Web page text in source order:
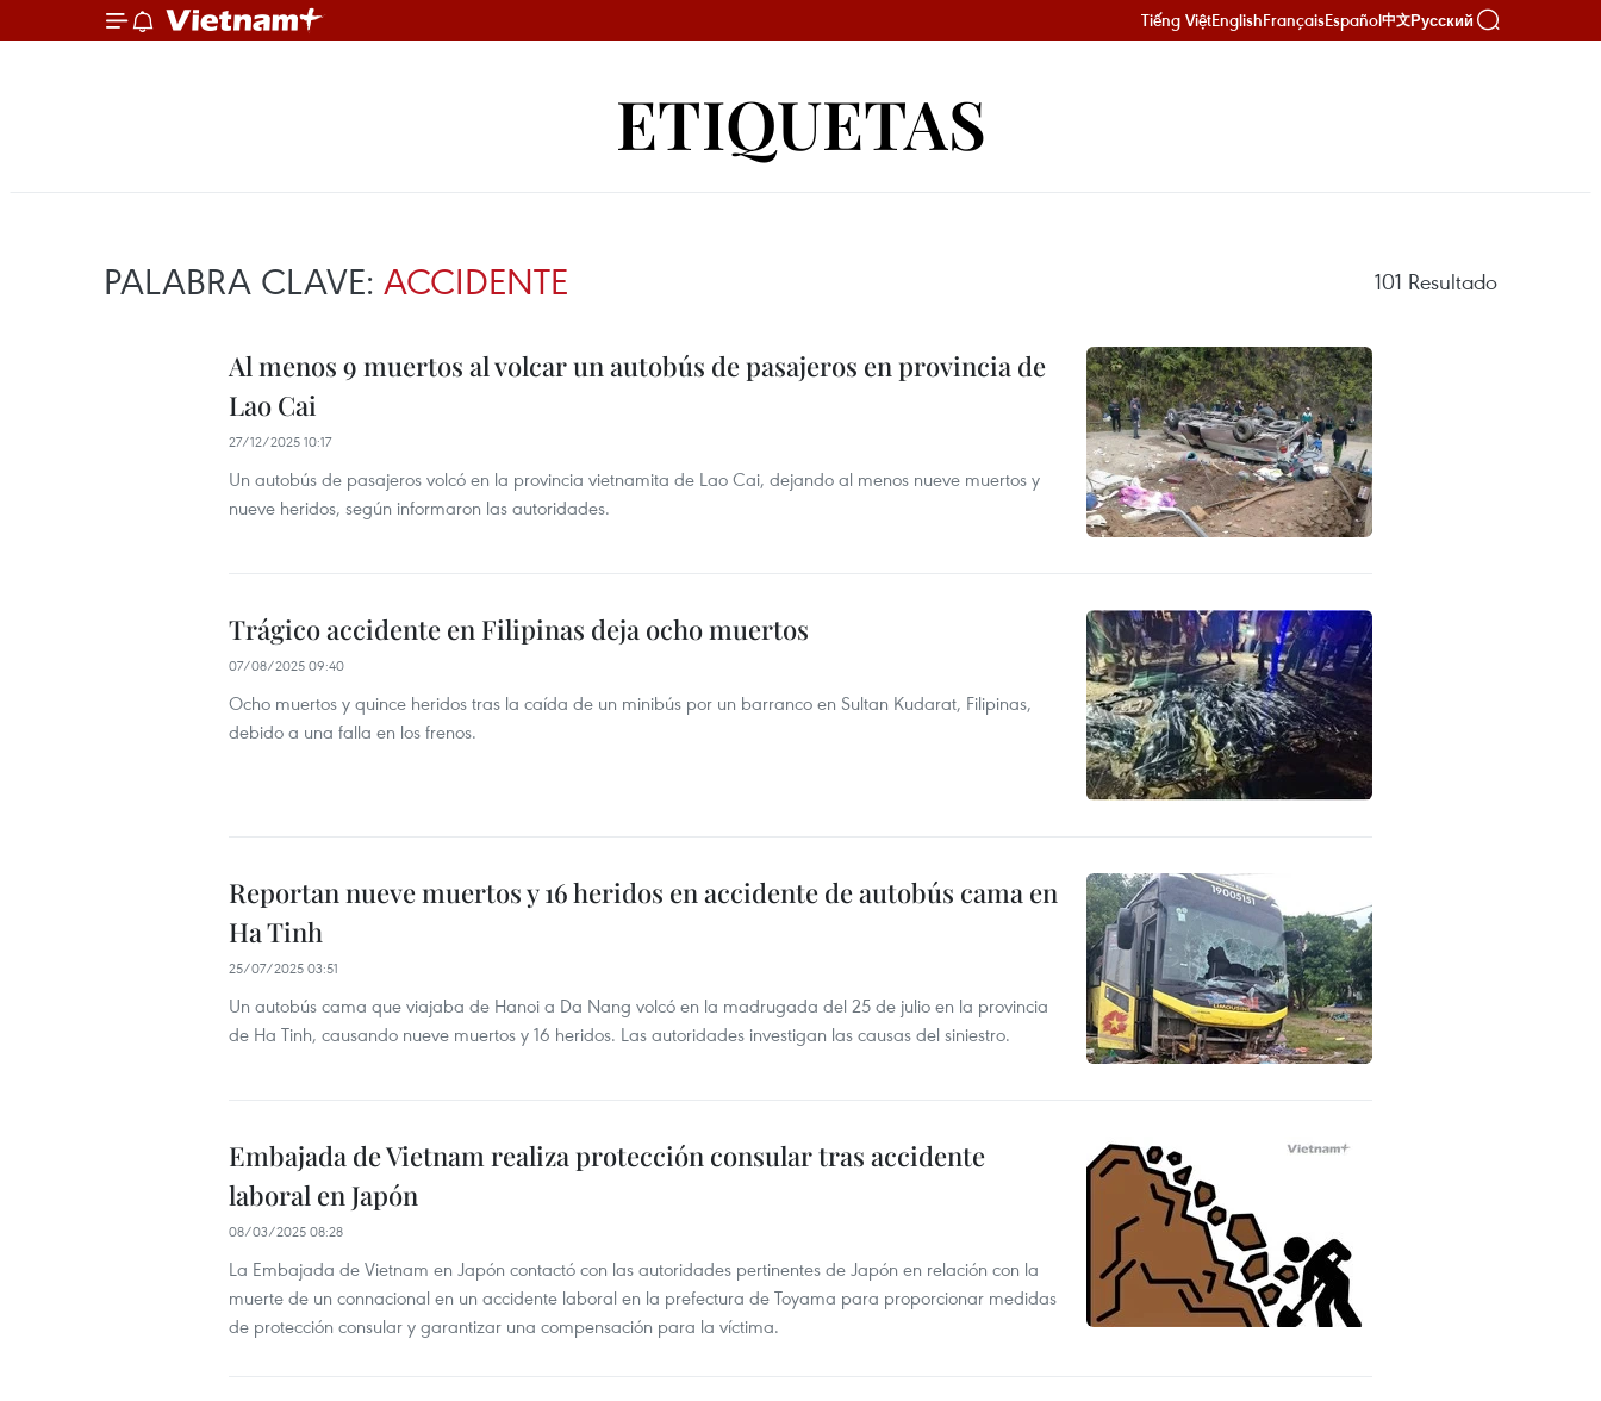
Tiếng ViệtEnglishFrançaisEspañol中文Русский
ETIQUETAS
PALABRA CLAVE: ACCIDENTE 101 Resultado
Al menos 9 muertos al volcar un autobús de pasajeros en provincia de
Lao Cai
27/12/2025 10:17
Un autobús de pasajeros volcó en la provincia vietnamita de Lao Cai, dejando al menos nueve muertos y
nueve heridos, según informaron las autoridades.
Trágico accidente en Filipinas deja ocho muertos
07/08/2025 09:40
Ocho muertos y quince heridos tras la caída de un minibús por un barranco en Sultan Kudarat, Filipinas,
debido a una falla en los frenos.
Reportan nueve muertos y 16 heridos en accidente de autobús cama en
Ha Tinh
25/07/2025 03:51
Un autobús cama que viajaba de Hanoi a Da Nang volcó en la madrugada del 25 de julio en la provincia
de Ha Tinh, causando nueve muertos y 16 heridos. Las autoridades investigan las causas del siniestro.
Embajada de Vietnam realiza protección consular tras accidente
laboral en Japón
08/03/2025 08:28
La Embajada de Vietnam en Japón contactó con las autoridades pertinentes de Japón en relación con la
muerte de un connacional en un accidente laboral en la prefectura de Toyama para proporcionar medidas
de protección consular y garantizar una compensación para la víctima.